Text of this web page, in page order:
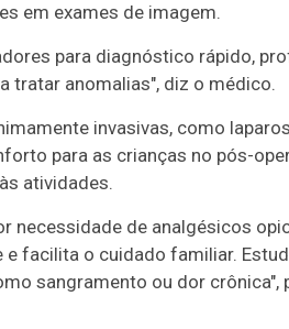
em exames de imagem.
para diagnóstico rápido,
tratar anomalias", diz o médico.
invasivas, como
para as crianças no pós-
atividades.
necessidade de analgésicos
facilita o cuidado familiar.
sangramento ou dor crônica",